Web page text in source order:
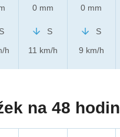
S
h
0 mm
S
11 km/h
0 mm
S
9 km/h
na 48 hodin